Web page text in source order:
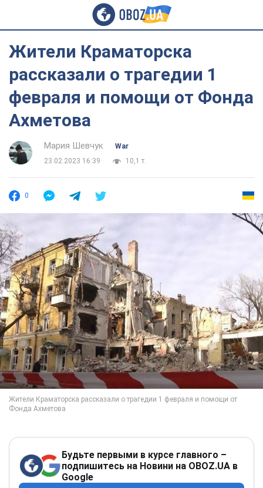
Жители Краматорска
рассказали о трагедии 1
февраля и помощи от Фонда
Ахметова
Мария Шевчук
War
23.02.2023 16:39
10,1 т.
0
Будьте первыми в курсе главного –
подпишитесь на Новини на OBOZ.UA в
Google